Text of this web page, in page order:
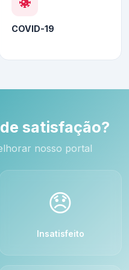
COVID-19
satisfação?
nosso portal
😞
Insatisfeito